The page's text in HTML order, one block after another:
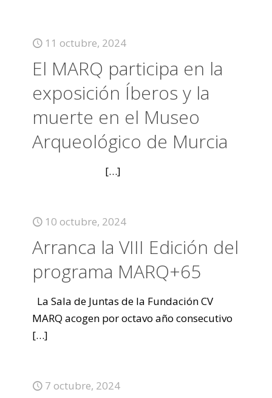
11 octubre, 2024
El MARQ participa en la
exposición Íberos y la
muerte en el Museo
Arqueológico de Murcia
[…]
10 octubre, 2024
Arranca la VIII Edición del
programa MARQ+65
La Sala de Juntas de la Fundación CV
MARQ acogen por octavo año consecutivo
[…]
7 octubre, 2024